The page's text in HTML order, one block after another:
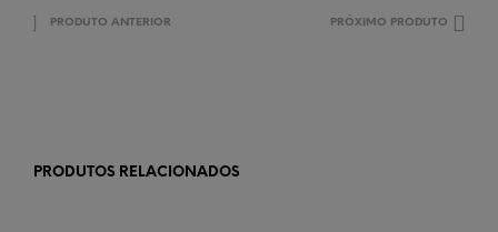
PRODUTO ANTERIOR PRÓXIMO PRODUTO
PRODUTOS RELACIONADOS